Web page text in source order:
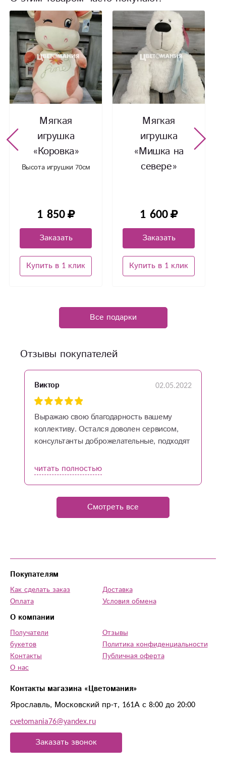
Мягкая
игрушка
«Коровка»
Высота игрушки 70см
1 850
Заказать
Купить в 1 клик
Мягкая
игрушка
«Мишка на
севере»
1 600
Заказать
Купить в 1 клик
Все подарки
Отзывы покупателей
Виктор 02.05.2022
Выражаю свою благодарность вашему
коллективу. Остался доволен сервисом,
консультанты доброжелательные, подходят
шаблонов. Курьер приехал без опозданий.
Букет соответствует фото, цветы в нём
Спасибо за заботу.
читать полностью
Смотреть все
Контакты магазина «Цветомания»
Ярославль, Московский пр-т, 161А с 8:00 до 20:00
cvetomania76@yandex.ru
Заказать звонок
Покупателям
Как сделать заказ
Оплата
Доставка
Условия обмена
О компании
Получатели
букетов
Контакты
О нас
Отзывы
Политика конфиденциальности
Публичная оферта